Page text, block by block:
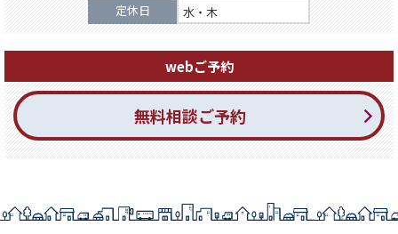
定休日
水・木
webご予約
無料相談ご予約